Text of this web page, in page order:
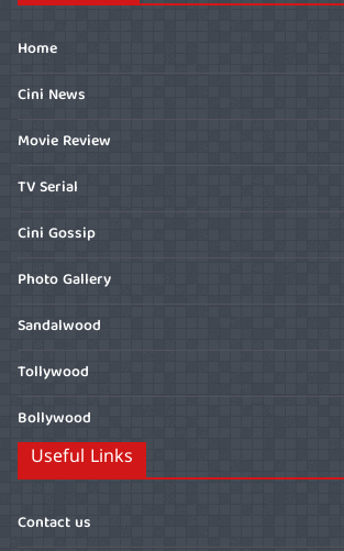
Home
Cini News
Movie Review
TV Serial
Cini Gossip
Photo Gallery
Sandalwood
Tollywood
Bollywood
Useful Links
Contact us